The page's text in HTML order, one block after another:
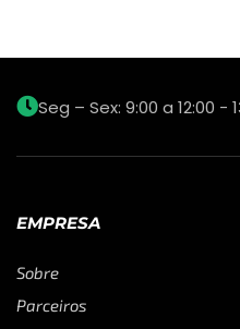
Seg – Sex: 9:00 a 12:00 -
EMPRESA
Sobre
Parceiros